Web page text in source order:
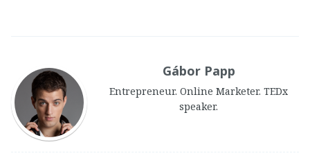
Gábor Papp
Entrepreneur. Online Marketer. TEDx
speaker.